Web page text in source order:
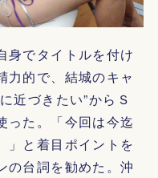
身でタイトルを付け
力的で、結城のキャ
近づきたい”からＳ
った。「今回は今迄
」と着目ポイントを
の台詞を勧めた。沖